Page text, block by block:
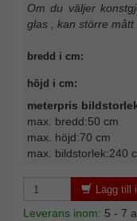
Om du väljer
glas , kan större mått
bredd i cm:
höjd i cm:
meterpris
max. bredd:50 cm
max. höjd:70 cm
max. bildstorlek:240
Lägg till
Leverans inom: 5 - 7